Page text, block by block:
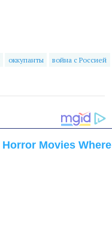
оккупанты война с Россией